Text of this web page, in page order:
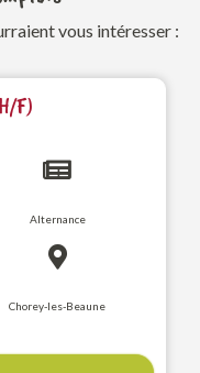
vous intéresser :
F)
Alternance
Chorey-les-Beaune